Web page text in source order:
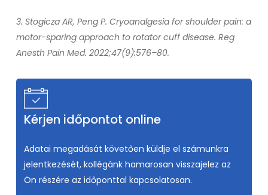
3. Stogicza AR, Peng P. Cryoanalgesia for shoulder pain: a
motor-sparing approach to rotator cuff disease. Reg
Anesth Pain Med. 2022;47(9):576–80.
Kérjen időpontot online
Adatai megadását követően küldje el számunkra
jelentkezését, kollégánk hamarosan visszajelez az
Ön részére az időponttal kapcsolatosan.